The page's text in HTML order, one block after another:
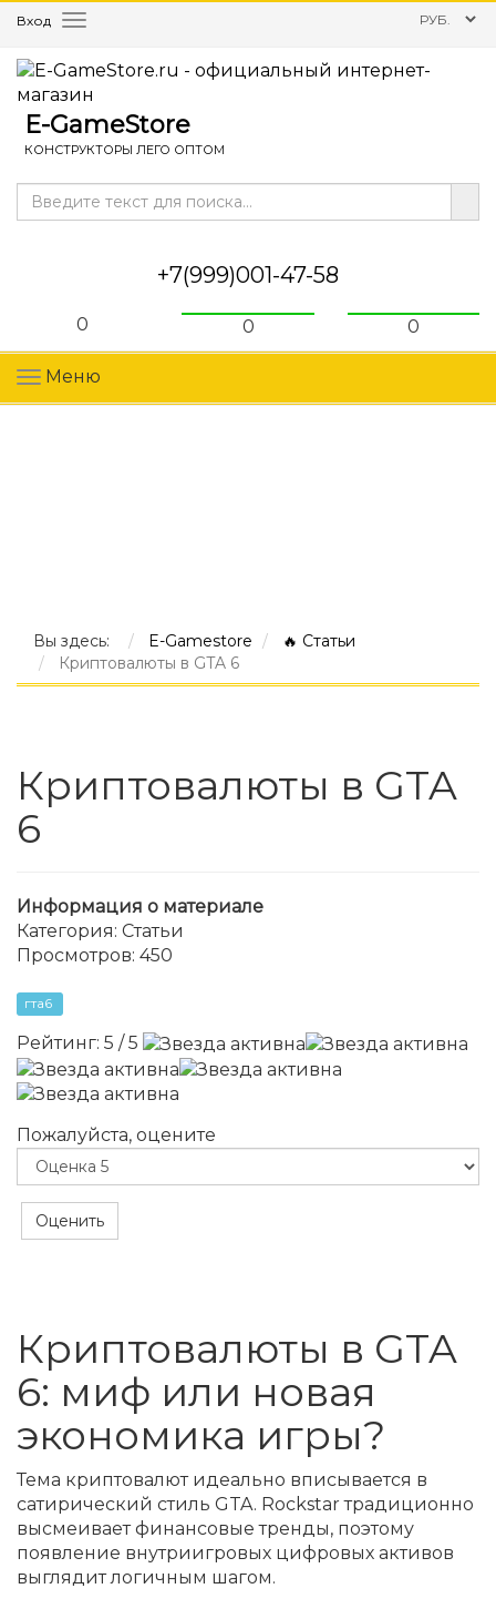
Меню
Вход
E-GameStore
КОНСТРУКТОРЫ ЛЕГО ОПТОМ
+7(999)001-47-58
0
0
0
Меню
Вы здесь: E-Gamestore
🔥 Статьи
Криптовалюты в GTA 6
Криптовалюты в GTA
6
Информация о материале
Категория: Статьи
Просмотров: 450
гта6
Рейтинг: 5 /5
Пожалуйста, оцените
Криптовалюты в GTA
6: миф или новая
экономика игры?
Тема криптовалют идеально вписывается в
сатирический стиль GTA. Rockstar традиционно
высмеивает финансовые тренды, поэтому
появление внутриигровых цифровых активов
выглядит логичным шагом.